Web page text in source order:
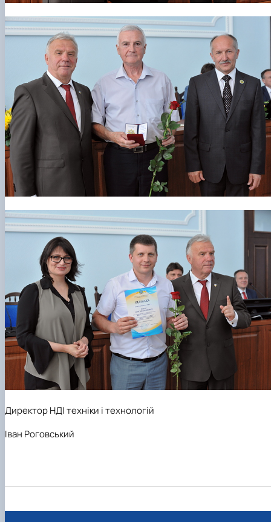
Директор НДІ техніки і технологій
Іван Роговський